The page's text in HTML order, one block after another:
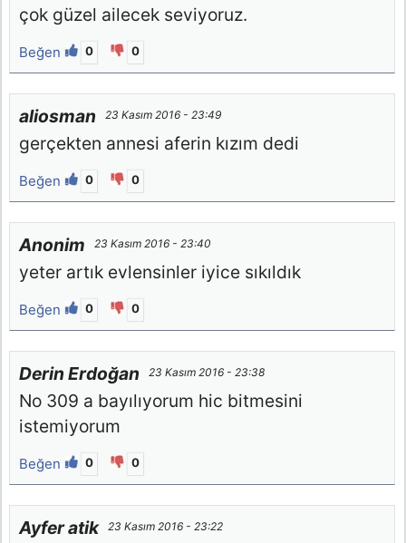
çok güzel ailecek seviyoruz.
Beğen 0 0
aliosman 23 Kasım 2016 - 23:49
gerçekten annesi aferin kızım dedi
Beğen 0 0
Anonim 23 Kasım 2016 - 23:40
yeter artık evlensinler iyice sıkıldık
Beğen 0 0
Derin Erdoğan 23 Kasım 2016 - 23:38
No 309 a bayılıyorum hic bitmesini
istemiyorum
Beğen 0 0
Ayfer atik 23 Kasım 2016 - 23:22